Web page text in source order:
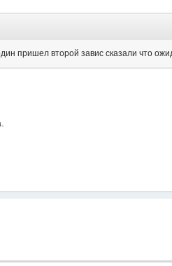
пришел второй завис сказали что